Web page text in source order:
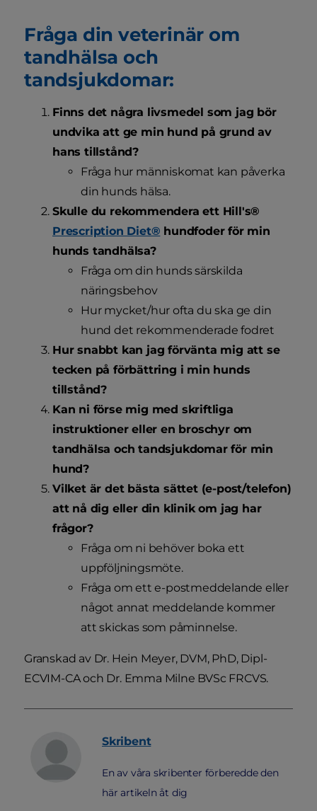
Fråga din veterinär om
tandhälsa och
tandsjukdomar:
Finns det några livsmedel som jag bör
undvika att ge min hund på grund av
hans tillstånd?
Fråga hur människomat kan påverka
din hunds hälsa.
Skulle du rekommendera ett Hill's®
Prescription Diet® hundfoder för min
hunds tandhälsa?
Fråga om din hunds särskilda
näringsbehov
Hur mycket/hur ofta du ska ge din
hund det rekommenderade fodret
Hur snabbt kan jag förvänta mig att se
tecken på förbättring i min hunds
tillstånd?
Kan ni förse mig med skriftliga
instruktioner eller en broschyr om
tandhälsa och tandsjukdomar för min
hund?
Vilket är det bästa sättet (e-post/telefon)
att nå dig eller din klinik om jag har
frågor?
Fråga om ni behöver boka ett
uppföljningsmöte.
Fråga om ett e-postmeddelande eller
något annat meddelande kommer
att skickas som påminnelse.
Granskad av Dr. Hein Meyer, DVM, PhD, Dipl-
ECVIM-CA och Dr. Emma Milne BVSc FRCVS.
Skribent
En av våra skribenter förberedde den
här artikeln åt dig